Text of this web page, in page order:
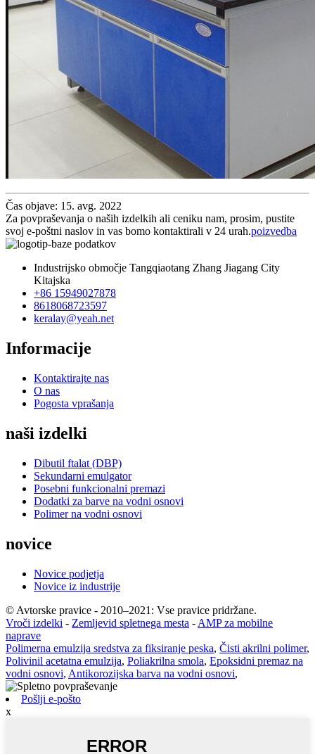
Čas objave: 15. avg. 2022
Za povpraševanja o naših izdelkih ali ceniku nam, prosim, pustite
svoj e-poštni naslov in vas bomo kontaktirali v 24 urah.poizvedba
Industrijsko območje Tangqiaotang Zhang Jiagang City
Kitajska
+86 15949027878
8618068723597
keralay@yeah.net
Informacije
Kontaktirajte nas
O nas
Pogosta vprašanja
naši izdelki
Dibutil ftalat (DBP)
Sekundarni emulgator
Posebni funkcionalni premazi
Dodatki za barve na vodni osnovi
Polimer na vodni osnovi
novice
Novice podjetja
Novice iz industrije
© Avtorske pravice - 2010–2021: Vse pravice pridržane.
Vroči izdelki - Zemljevid spletnega mesta - AMP za mobilne
naprave
Polimerna emulzija sredstva za fiksiranje peska, Čisti akrilni polimer,
Polivinil acetatna emulzija, Poliakrilna smola, Epoksidni premaz na
vodni osnovi, Antikorozijska barva na vodni osnovi,
Pošlji e-pošto
x